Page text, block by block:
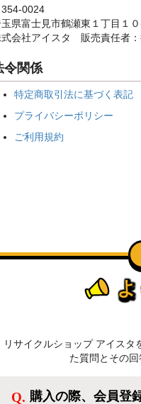
0024
県富士見市鶴瀬東１丁目１
会社アイスタ 販売責任者：
令関係
特定商取引法に基づく表記
プライバシーポリシー
ご利用規約
よ
リサイクルショップ アイス
た質問とその回
購入の際、会員登